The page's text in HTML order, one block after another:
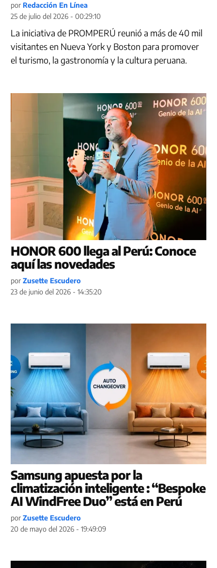
por Redacción En Línea
25 de julio del 2026 - 00:29:10
La iniciativa de PROMPERÚ reunió a más de 40 mil
visitantes en Nueva York y Boston para promover
el turismo, la gastronomía y la cultura peruana.
HONOR 600 llega al Perú: Conoce
aquí las novedades
por Zusette Escudero
23 de junio del 2026 - 14:35:20
Samsung apuesta por la
climatización inteligente : “Bespoke
AI WindFree Duo” está en Perú
por Zusette Escudero
20 de mayo del 2026 - 19:49:09